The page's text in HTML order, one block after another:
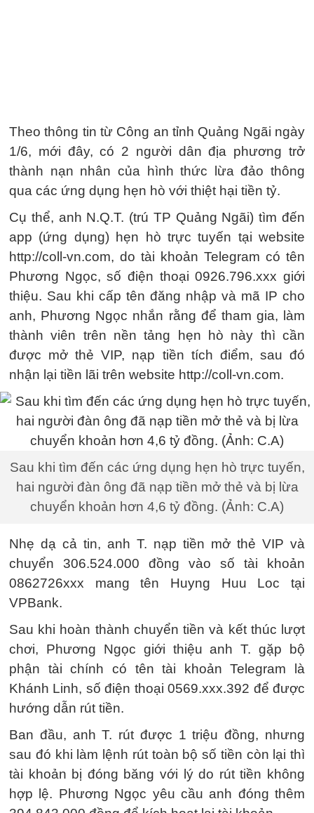
Theo thông tin từ Công an tỉnh Quảng Ngãi ngày
1/6, mới đây, có 2 người dân địa phương trở
thành nạn nhân của hình thức lừa đảo thông
qua các ứng dụng hẹn hò với thiệt hại tiền tỷ.
Cụ thể, anh N.Q.T. (trú TP Quảng Ngãi) tìm đến
app (ứng dụng) hẹn hò trực tuyến tại website
http://coll-vn.com, do tài khoản Telegram có tên
Phương Ngọc, số điện thoại 0926.796.xxx giới
thiệu. Sau khi cấp tên đăng nhập và mã IP cho
anh, Phương Ngọc nhắn rằng để tham gia, làm
thành viên trên nền tảng hẹn hò này thì cần
được mở thẻ VIP, nạp tiền tích điểm, sau đó
nhận lại tiền lãi trên website http://coll-vn.com.
Sau khi tìm đến các ứng dụng hẹn hò trực tuyến,
hai người đàn ông đã nạp tiền mở thẻ và bị lừa
chuyển khoản hơn 4,6 tỷ đồng. (Ảnh: C.A)
Nhẹ dạ cả tin, anh T. nạp tiền mở thẻ VIP và
chuyển 306.524.000 đồng vào số tài khoản
0862726xxx mang tên Huyng Huu Loc tại
VPBank.
Sau khi hoàn thành chuyển tiền và kết thúc lượt
chơi, Phương Ngọc giới thiệu anh T. gặp bộ
phận tài chính có tên tài khoản Telegram là
Khánh Linh, số điện thoại 0569.xxx.392 để được
hướng dẫn rút tiền.
Ban đầu, anh T. rút được 1 triệu đồng, nhưng
sau đó khi làm lệnh rút toàn bộ số tiền còn lại thì
tài khoản bị đóng băng với lý do rút tiền không
hợp lệ. Phương Ngọc yêu cầu anh đóng thêm